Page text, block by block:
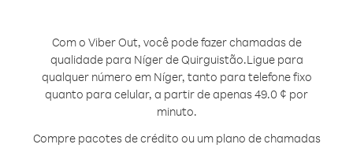
Com o Viber Out, você pode fazer chamadas de
qualidade para Níger de Quirguistão.Ligue para
qualquer número em Níger, tanto para telefone fixo
quanto para celular, a partir de apenas 49.0 ¢ por
minuto.
Compre pacotes de crédito ou um plano de chamadas